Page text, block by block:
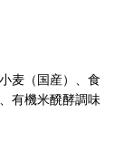
麦（国産）、食
有機米醗酵調味